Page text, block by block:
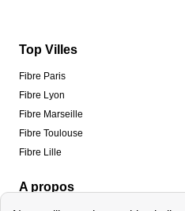
Top Villes
Fibre Paris
Fibre Lyon
Fibre Marseille
Fibre Toulouse
Fibre Lille
A propos